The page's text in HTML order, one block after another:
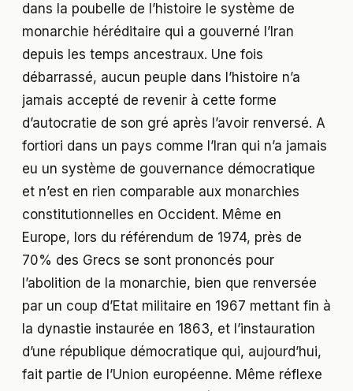
dans la poubelle de l’histoire le système de
monarchie héréditaire qui a gouverné l’Iran
depuis les temps ancestraux. Une fois
débarrassé, aucun peuple dans l’histoire n’a
jamais accepté de revenir à cette forme
d’autocratie de son gré après l’avoir renversé. A
fortiori dans un pays comme l’Iran qui n’a jamais
eu un système de gouvernance démocratique
et n’est en rien comparable aux monarchies
constitutionnelles en Occident. Même en
Europe, lors du référendum de 1974, près de
70% des Grecs se sont prononcés pour
l’abolition de la monarchie, bien que renversée
par un coup d’Etat militaire en 1967 mettant fin à
la dynastie instaurée en 1863, et l’instauration
d’une république démocratique qui, aujourd’hui,
fait partie de l’Union européenne. Même réflexe